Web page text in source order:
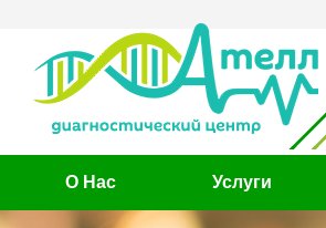
О Нас Услуги